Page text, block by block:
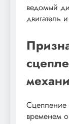
ведомый
двигатель
временем